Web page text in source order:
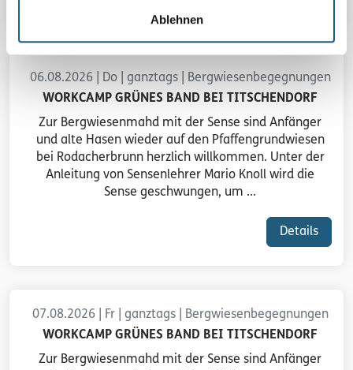
Ablehnen
06.08.2026 | Do | ganztags | Bergwiesenbegegnungen
WORKCAMP GRÜNES BAND BEI TITSCHENDORF
Zur Bergwiesenmahd mit der Sense sind Anfänger
und alte Hasen wieder auf den Pfaffengrundwiesen
bei Rodacherbrunn herzlich willkommen. Unter der
Anleitung von Sensenlehrer Mario Knoll wird die
Sense geschwungen, um ...
Details
07.08.2026 | Fr | ganztags | Bergwiesenbegegnungen
WORKCAMP GRÜNES BAND BEI TITSCHENDORF
Zur Bergwiesenmahd mit der Sense sind Anfänger